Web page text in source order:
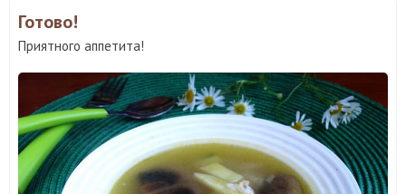
Готово!
Приятного аппетита!